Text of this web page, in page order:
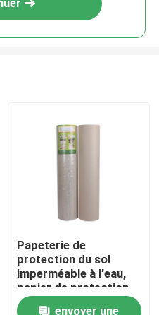
Papeterie de
protection du sol
imperméable à l'eau,
papier de protection
de décoration
envoyer une